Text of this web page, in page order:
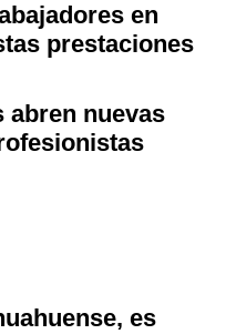
en
prestaciones
abren nuevas
es